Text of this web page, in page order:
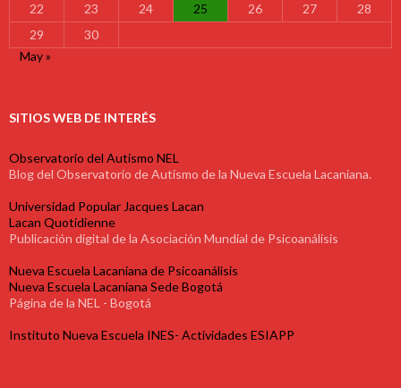
22
23 24 25 26 27
28
29
30
May »
SITIOS WEB DE INTERÉS
Observatorio del Autismo NEL
Blog del Observatorio de Autismo de la Nueva Escuela Lacaniana.
Universidad Popular Jacques Lacan
Lacan Quotidienne
Publicación digital de la Asociación Mundial de Psicoanálisis
Nueva Escuela Lacaniana de Psicoanálisis
Nueva Escuela Lacaniana Sede Bogotá
Página de la NEL - Bogotá
Instituto Nueva Escuela INES- Actividades ESIAPP